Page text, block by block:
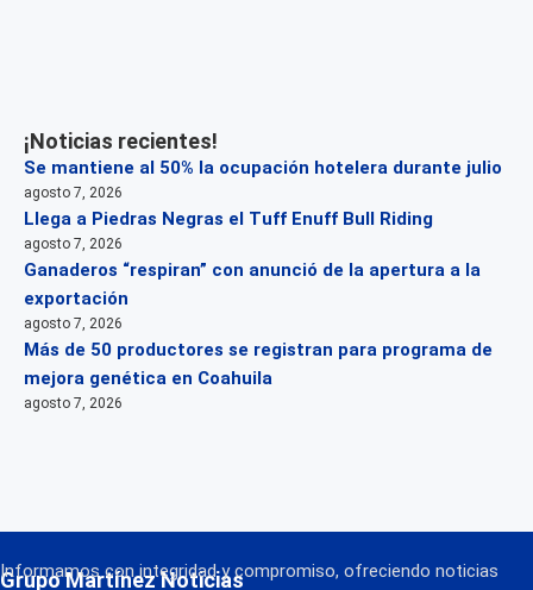
¡Noticias recientes!
Se mantiene al 50% la ocupación hotelera durante julio
agosto 7, 2026
Llega a Piedras Negras el Tuff Enuff Bull Riding
agosto 7, 2026
Ganaderos “respiran” con anunció de la apertura a la
exportación
agosto 7, 2026
Más de 50 productores se registran para programa de
mejora genética en Coahuila
agosto 7, 2026
Grupo Martínez Noticias
Informamos con integridad y compromiso, ofreciendo noticias